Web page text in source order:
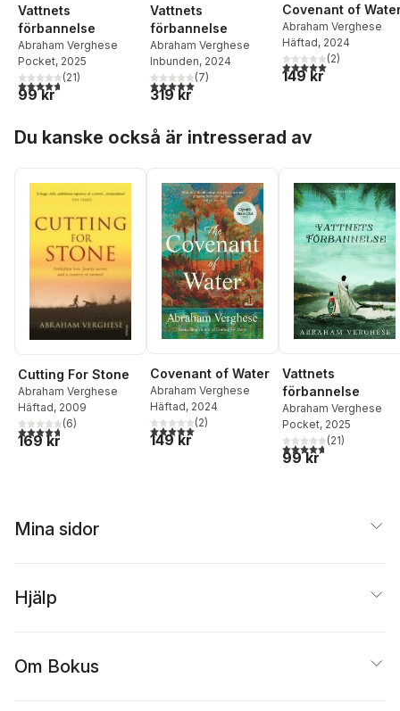
Vattnets
förbannelse
Abraham Verghese
Pocket, 2025
4,7utav 5 stjärnor. Totalt antal röster:
(21)
99 kr
Vattnets
förbannelse
Abraham Verghese
Inbunden, 2024
5,0utav 5 stjärnor. Totalt antal röster:
(7)
319 kr
Covenant of
Abraham Verghese
Häftad, 2024
5,0utav 5 stjärnor.
(2)
149 kr
Du kanske också är intresserad av
Cutting For Stone
Abraham Verghese
Häftad, 2009
4,7utav 5 stjärnor. Totalt antal röster:
(6)
169 kr
Covenant of Water
Abraham Verghese
Häftad, 2024
5,0utav 5 stjärnor. Totalt antal röster:
(2)
149 kr
Vattnets
förbannelse
Abraham Verghese
Pocket, 2025
4,7utav 5 stjärnor.
(21)
99 kr
Mina sidor
Hjälp
Om Bokus